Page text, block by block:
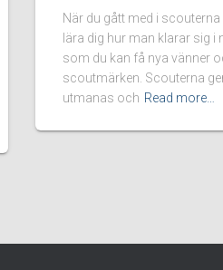
När du gått med i
lära dig hur man klarar sig i
som du kan få nya vänner
scoutmärken. Scouterna
utmanas och Read more…